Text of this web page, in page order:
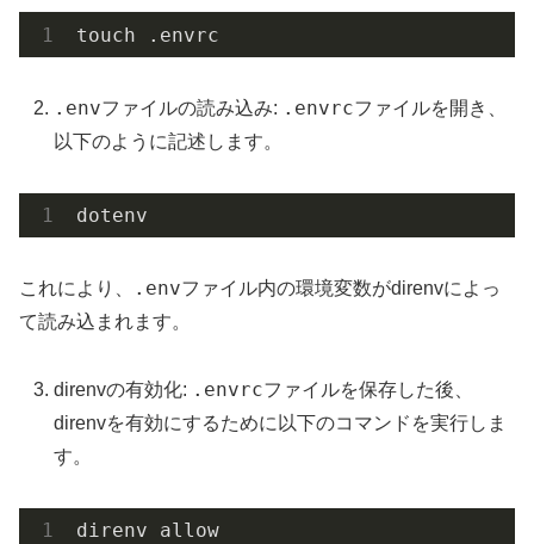
touch .envrc
.envファイルの読み込み: .envrcファイルを開き、
以下のように記述します。
dotenv
これにより、 .envファイル内の環境変数がdirenvによっ
て読み込まれます。
direnvの有効化: .envrcファイルを保存した後、
direnvを有効にするために以下のコマンドを実行しま
す。
direnv allow